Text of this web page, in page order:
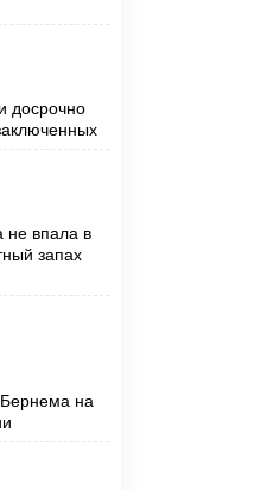
досрочно
не впала в
запах
на